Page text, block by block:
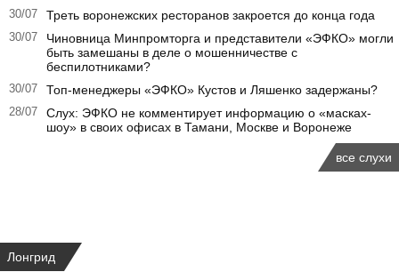
30/07 Треть воронежских ресторанов закроется до конца года
30/07
Чиновница Минпромторга и представители «ЭФКО» могли
быть замешаны в деле о мошенничестве с
беспилотниками?
30/07 Топ-менеджеры «ЭФКО» Кустов и Ляшенко задержаны?
28/07
Слух: ЭФКО не комментирует информацию о «масках-
шоу» в своих офисах в Тамани, Москве и Воронеже
все слухи
Лонгрид